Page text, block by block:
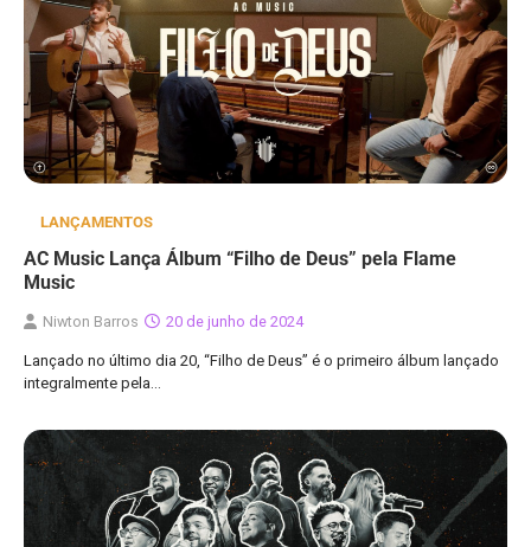
LANÇAMENTOS
AC Music Lança Álbum “Filho de Deus” pela Flame
Music
Niwton Barros 20 de junho de 2024
Lançado no último dia 20, “Filho de Deus” é o primeiro álbum lançado
integralmente pela…